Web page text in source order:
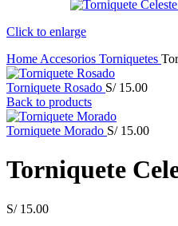
Click to enlarge
Home Accesorios Torniquetes
Torniquete Rosado S/15.00
Back to products
Torniquete Morado S/15.00
Torniquete
S/15.00